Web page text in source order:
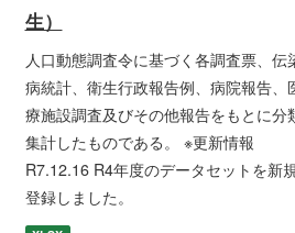
生）
人口動態調査令に基づく各調査票、伝
病統計、衛生行政報告例、病院報告、
療施設調査及びその他報告をもとに分
集計したものである。 ※更新情報
R7.12.16 R4年度のデータセットを新
登録しました。